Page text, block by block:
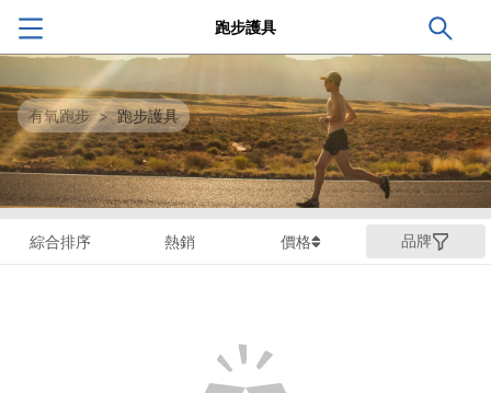
跑步護具
有氧跑步 > 跑步護具
綜合排序 熱銷 價格 品牌